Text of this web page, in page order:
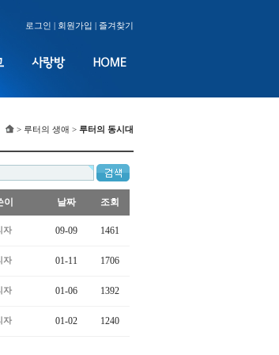
로그인 | 회원가입 | 즐겨찾기
> 루터의 생애 > 루터의 동시대
날짜 조회
자 09-09 1461
자 01-11 1706
자 01-06 1392
자 01-02 1240